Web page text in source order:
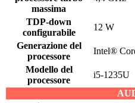
massima
TDP-down
configurabile
12 W
Generazione del
processore
Intel®
Modello del
processore
i5-1235U